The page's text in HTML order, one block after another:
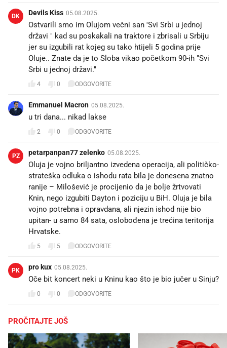
DK Devils Kiss 05.08.2025.
Ostvarili smo im Olujom večni san 'Svi Srbi u jednoj
državi " kad su poskakali na traktore i zbrisali u Srbiju
jer su izgubili rat kojeg su tako htijeli 5 godina prije
Oluje.. Znate da je to Sloba vikao početkom 90-ih "Svi
Srbi u jednoj državi."
4 0 ODGOVORITE
Emmanuel Macron 05.08.2025.
u tri dana... nikad lakse😎
2 0 ODGOVORITE
PZ petarpanpan77 zelenko 05.08.2025.
Oluja je vojno briljantno izvedena operacija, ali političko-
strateška odluka o ishodu rata bila je donesena znatno
ranije – Milošević je procijenio da je bolje žrtvovati
Knin, nego izgubiti Dayton i poziciju u BiH. Oluja je bila
vojno potrebna i opravdana, ali njezin ishod nije bio
upitan- u samo 84 sata, oslobođena je trećina teritorija
Hrvatske.
5 5 ODGOVORITE
PK pro kux 05.08.2025.
Oče bit koncert neki u Kninu kao što je bio jučer u Sinju?
0 0 ODGOVORITE
PROČITAJTE JOŠ